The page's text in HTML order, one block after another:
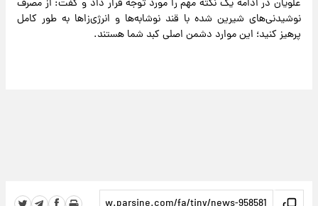
علویان در ادامه یک نکته مهم را مورد توجه قرار داد و گفت: از مصرف
نوشیدنی‌های شیرین شده با قند نوشابه‌ها و انرژی‌زاها به طور کامل
پرهیز کنید؛ این موارد دشمن اصلی کبد شما هستند.